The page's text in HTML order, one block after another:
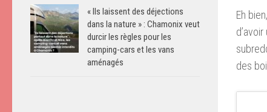
Eh
des
« Ils laissent des déjections
dans la nature » : Chamonix veut
durcir les règles pour les
camping-cars et les vans
aménagés